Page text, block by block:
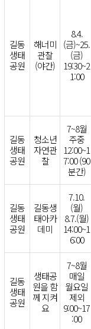
길동
생태
공원
해너미
관찰
(야간)
8.4.
(금)~25.
(금)
19:30~2
1:00
길동
생태
공원
청소년
자연관
찰
7~8월
주중
12:00~1
7:00 (90
분간)
길동
생태
공원
길동생
태아카
데미
7.10.
(월)
8.7.(월)
14:00~1
6:00
길동
생태
공원
생태공
원을 함
께 지켜
요
7~8월
매일
월요일
제외
9:00~17
:00